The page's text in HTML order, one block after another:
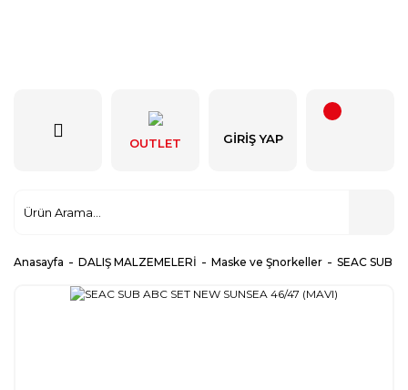
OUTLET GIRIŞ YAP
Anasayfa DALIŞ MALZEMELERİ Maske ve Şnorkeller SEAC SUB